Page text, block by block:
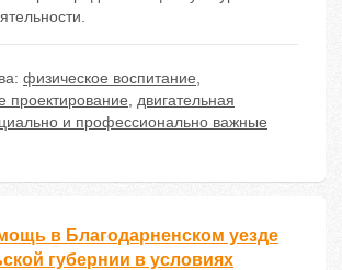
физическое воспитание,
проектирование, двигательная
и профессионально важные
в Благодарненском уезде
губернии в условиях